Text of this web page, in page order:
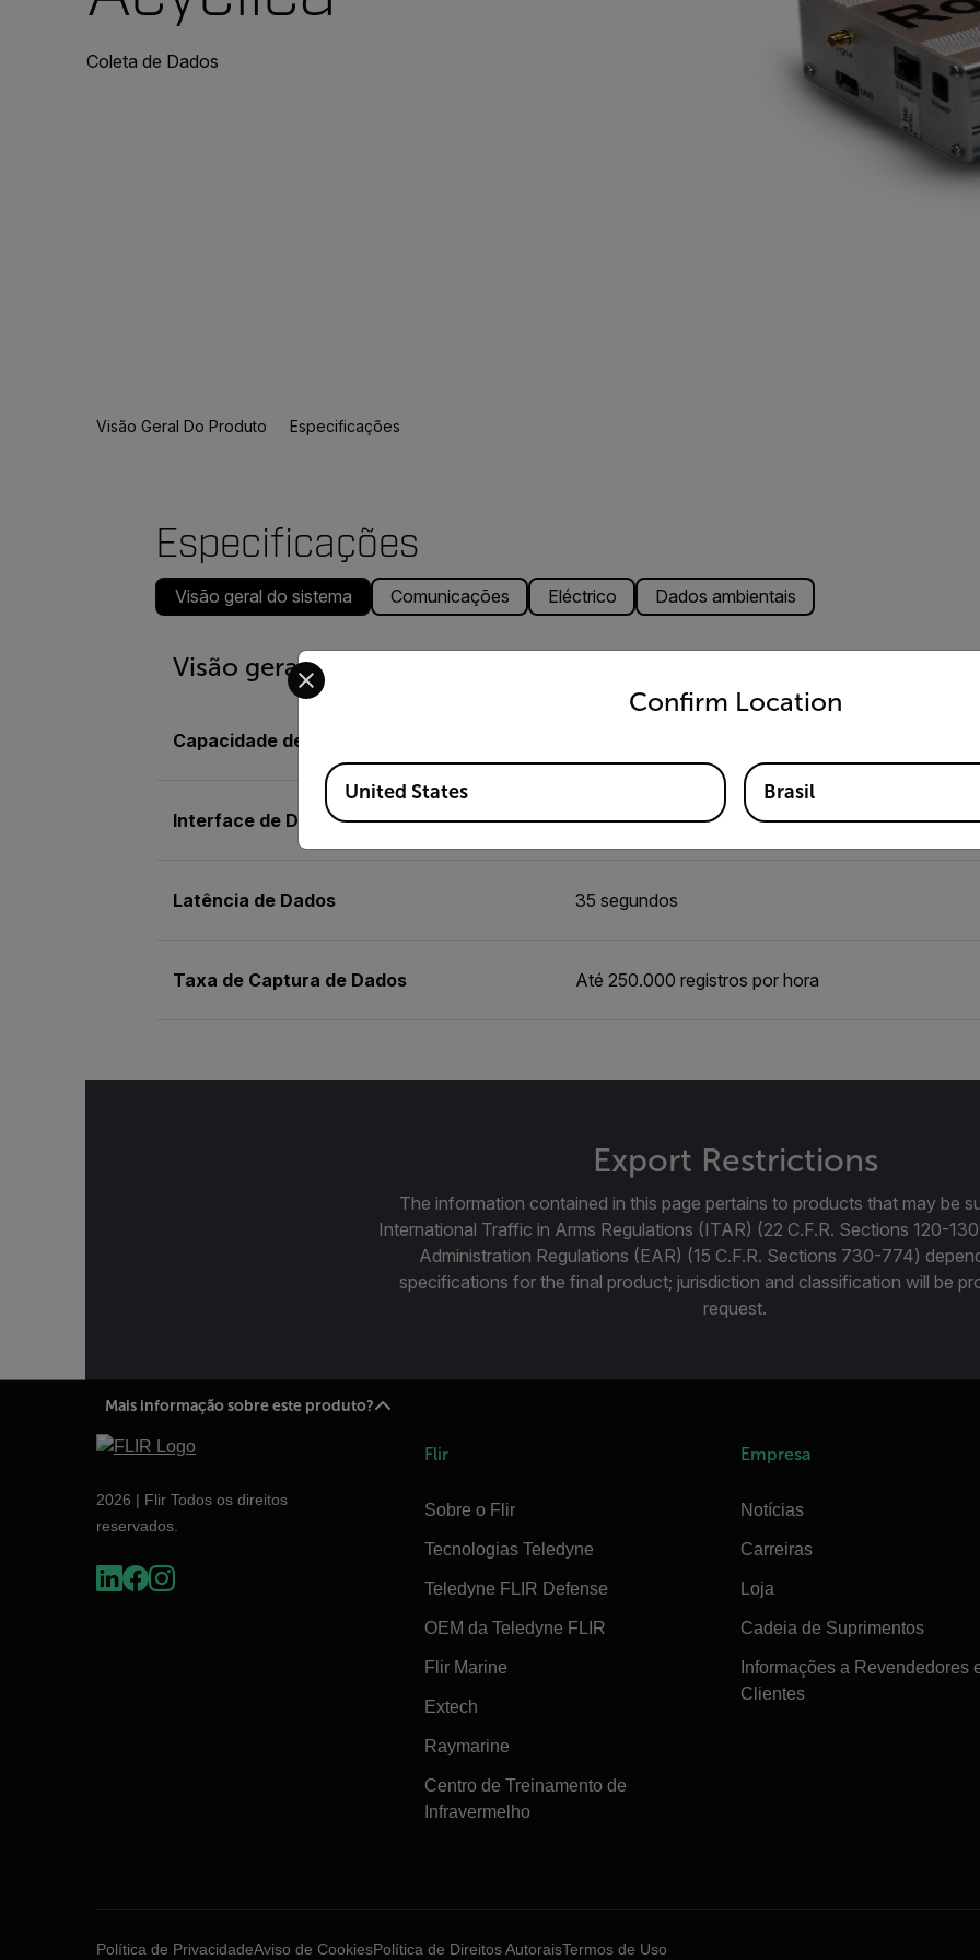
Coleta de Dados
Visão Geral Do Produto Especificações
Especificações
Visão geral do sistema Comunicações Eléctrico Dados ambientais
Visão geral do sistema
Capacidade de Armazenamento de Dados
Interface de Dados XML Centro-a-centro – NTCIP
Latência de Dados 35 segundos
Taxa de Captura de Dados Até 250.000 registros por hora
Export Restrictions
The information contained in this page pertains to products that may be
International Traffic in Arms Regulations (ITAR) (22 C.F.R. Sections 120-
Administration Regulations (EAR) (15 C.F.R. Sections 730-774)
specifications for the final product; jurisdiction and classification will be
request.
Mais informação sobre este produto?
2026 | Flir Todos os direitos
reservados.
Flir
Sobre o Flir
Tecnologias Teledyne
Teledyne FLIR Defense
OEM da Teledyne FLIR
Flir Marine
Extech
Raymarine
Centro de Treinamento de
Infravermelho
Empresa
Notícias
Carreiras
Loja
Cadeia de Suprimentos
Informações a Revendedores
Clientes
Política de PrivacidadeAviso de CookiesPolítica de Direitos AutoraisTermos de Uso
Confirm Location
Select your preferred country and language from the options below to access the
Available Locations
United States Brasil